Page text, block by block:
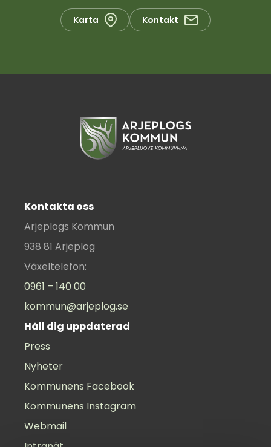
Karta Kontakt
Kontakta oss
Arjeplogs Kommun
938 81 Arjeplog
Växeltelefon:
0961 – 140 00
kommun@arjeplog.se
Håll dig uppdaterad
Press
Nyheter
Kommunens Facebook
Kommunens Instagram
Webmail